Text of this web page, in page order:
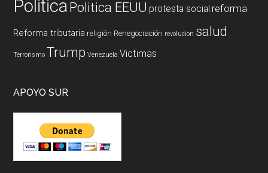
PoliticaPolitica EEUU protesta social reforma
Reforma tributaria religión Renegociación revolucion salud
Terrorismo Trump Venezuela Victimas
APOYO SUR